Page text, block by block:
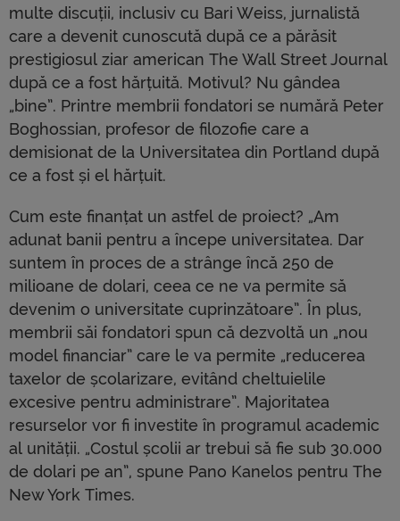
multe discuții, inclusiv cu Bari Weiss, jurnalistă
care a devenit cunoscută după ce a părăsit
prestigiosul ziar american The Wall Street Journal
după ce a fost hărțuită. Motivul? Nu gândea
„bine”. Printre membrii fondatori se numără Peter
Boghossian, profesor de filozofie care a
demisionat de la Universitatea din Portland după
ce a fost și el hărțuit.
Cum este finanțat un astfel de proiect? „Am
adunat banii pentru a începe universitatea. Dar
suntem în proces de a strânge încă 250 de
milioane de dolari, ceea ce ne va permite să
devenim o universitate cuprinzătoare”. În plus,
membrii săi fondatori spun că dezvoltă un „nou
model financiar” care le va permite „reducerea
taxelor de școlarizare, evitând cheltuielile
excesive pentru administrare”. Majoritatea
resurselor vor fi investite în programul academic
al unității. „Costul școlii ar trebui să fie sub 30.000
de dolari pe an”, spune Pano Kanelos pentru The
New York Times.